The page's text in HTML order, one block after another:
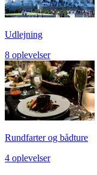
Udlejning
8 oplevelser
Rundfarter og bådture
4 oplevelser